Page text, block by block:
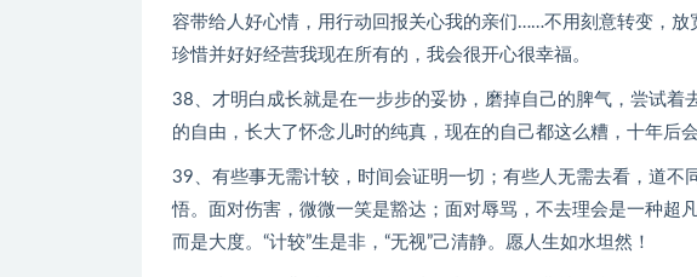
容带给人好心情，用行动回报关心我的亲们……不用刻意转变，
珍惜并好好经营我现在所有的，我会很开心很幸福。
38、才明白成长就是在一步步的妥协，磨掉自己的脾气，尝试着
的自由，长大了怀念儿时的纯真，现在的自己都这么糟，十年后
39、有些事无需计较，时间会证明一切；有些人无需去看，道不
悟。面对伤害，微微一笑是豁达；面对辱骂，不去理会是一种超
而是大度。“计较”生是非，“无视”己清静。愿人生如水坦然！